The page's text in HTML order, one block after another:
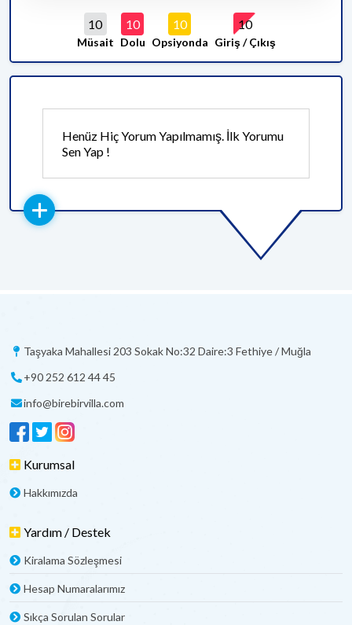
10
Müsait
10
Dolu
10
Opsiyonda
10
Giriş / Çıkış
Henüz Hiç Yorum Yapılmamış. İlk Yorumu
Sen Yap !
Taşyaka Mahallesi 203 Sokak No:32 Daire:3 Fethiye / Muğla
+90 252 612 44 45
info@birebirvilla.com
Kurumsal
Hakkımızda
Yardım / Destek
Kiralama Sözleşmesi
Hesap Numaralarımız
Sıkça Sorulan Sorular